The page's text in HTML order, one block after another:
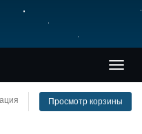
Просмотр корзины